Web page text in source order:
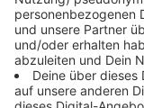
wegen der
fortwährender
angeklagt. Der
verschoben.